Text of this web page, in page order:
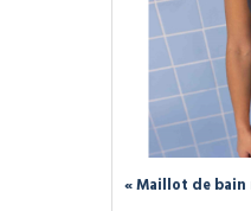
« Maillot de bain